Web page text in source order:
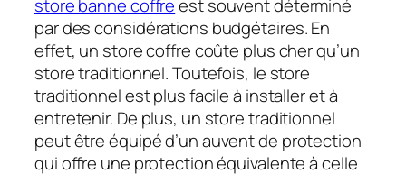
store banne coffreest souvent déterminé
par des considérations budgétaires. En
effet, un store coffre coûte plus cher qu’un
store traditionnel. Toutefois, le store
traditionnel est plus facile à installer et à
entretenir. De plus, un store traditionnel
peut être équipé d’un auvent de protection
qui offre une protection équivalente à celle